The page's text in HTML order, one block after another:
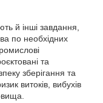
й інші завдання,
по необхідних
та
зберігання та
витоків, вибухів